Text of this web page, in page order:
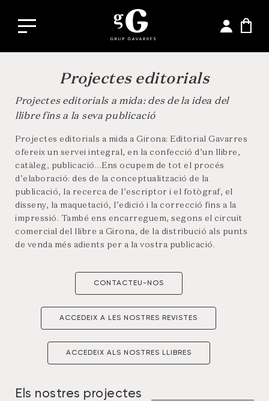
Projectes editorials
Projectes editorials a mida: des de la idea del
llibre fins a la seva publicació
Projectes editorials a mida a Girona: Editorial Gavarres
ofereix un servei integral, en la confecció d’un llibre,
catàleg, publicació…Ens ocupem de tot el procés
d’elaboració: des de la conceptualització de la
publicació, la recerca de l’escriptor i el fotògraf, el
disseny, la maquetació, l’edició i la correcció fins a la
impressió. També ens encarreguem, segons el circuit
comercial del llibre a Girona, de la distribució als punts
de venda més adients per a la vostra publicació.
CONTACTEU-NOS
ACCEDEIX A LES NOSTRES REVISTES
ACCEDEIX ALS NOSTRES LLIBRES
Els nostres projectes